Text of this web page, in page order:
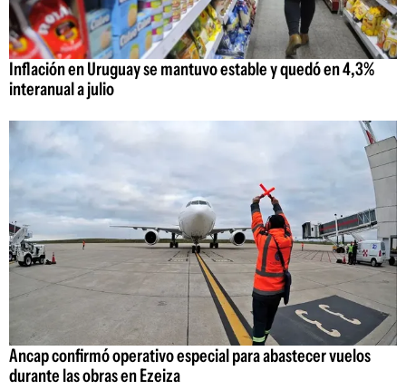
Inflación en Uruguay se mantuvo estable y quedó en 4,3%
interanual a julio
Ancap confirmó operativo especial para abastecer vuelos
durante las obras en Ezeiza